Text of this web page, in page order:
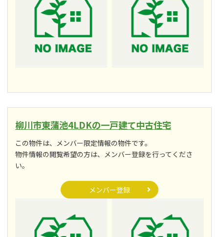
柳川市東蒲池4LDKの一戸建て中古住宅
この物件は、メンバー限定情報の物件です。
物件情報の閲覧希望の方は、メンバー登録を行ってくださ
い。
メンバー登録